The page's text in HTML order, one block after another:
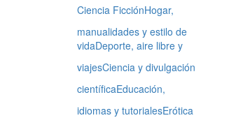
Ciencia FicciónHogar,
manualidades y estilo de
vidaDeporte, aire libre y
viajesCiencia y divulgación
científicaEducación,
idiomas y tutorialesErótica